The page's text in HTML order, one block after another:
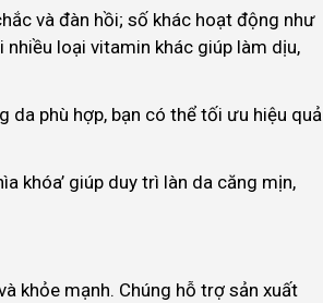
và đàn hồi; số khác hoạt động như
loại vitamin khác giúp làm dịu,
da phù hợp, bạn có thể tối ưu hiệu quả
khóa’ giúp duy trì làn da căng mịn,
khỏe mạnh. Chúng hỗ trợ sản xuất